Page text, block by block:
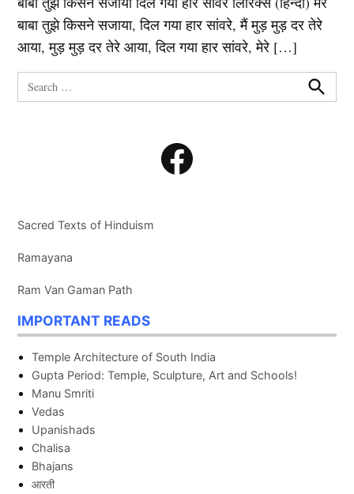
बाबा तुझे किसने सजाया, दिल गया हार सांवरे, मैं मुड़ मुड़ दर तेरे
आया, मुड़ मुड़ दर तेरे आया, दिल गया हार सांवरे, मेरे […]
Search
for:
Search
Facebook
Sacred Texts of Hinduism
Ramayana
Ram Van Gaman Path
IMPORTANT READS
Temple Architecture of South India
Gupta Period: Temple, Sculpture, Art and Schools!
Manu Smriti
Vedas
Upanishads
Chalisa
Bhajans
आरती